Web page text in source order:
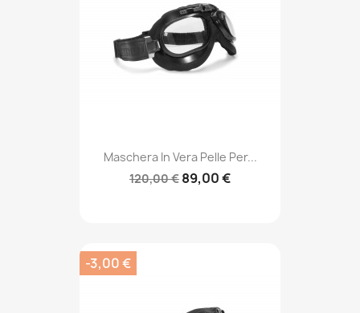
Maschera In Vera Pelle Per...
120,00 € 89,00 €
-3,00 €